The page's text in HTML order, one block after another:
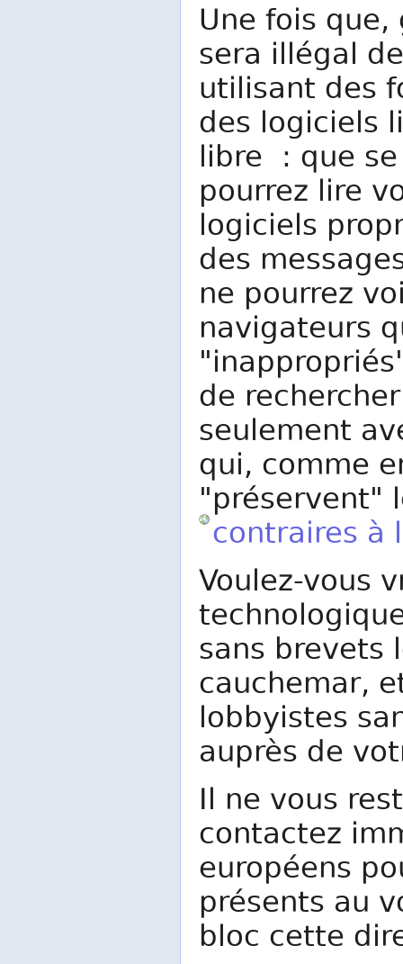
Une fois
sera illégal
utilisant des
des logiciels
libre : que
pourrez lire
logiciels
des
ne pourrez
navigateurs
de
seulement
qui, comme
"préservent"
contraires à
Voulez-vous
sans brevets
cauchemar,
lobbyistes
auprès de
Il ne vous
contactez
européens
présents au
bloc cette